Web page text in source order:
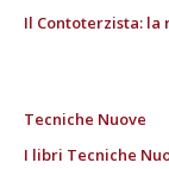
Il Contoterzista: la
Tecniche Nuove
I libri Tecniche